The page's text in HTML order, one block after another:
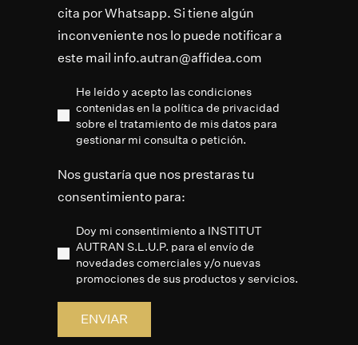
cita por Whatsapp. Si tiene algún
inconveniente nos lo puede notificar a
este mail info.autran@affidea.com
He leído y acepto las condiciones
contenidas en la política de privacidad
sobre el tratamiento de mis datos para
gestionar mi consulta o petición.
Nos gustaría que nos prestaras tu
consentimiento para:
Doy mi consentimiento a INSTITUT
AUTRAN S.L.U.P. para el envío de
novedades comerciales y/o nuevas
promociones de sus productos y servicios.